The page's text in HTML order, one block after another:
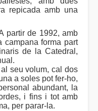
repicada amb una
partir de 1992, amb
campana forma part
de la Catedral,
seu volum, cal dos
a soles pot fer-ho,
abundant, la
i fins i tot amb
per parar-la.